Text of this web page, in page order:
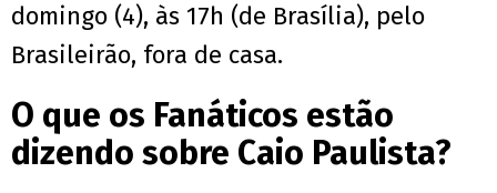
domingo (4), às 17h (de Brasília), pelo
Brasileirão, fora de casa.
O que os Fanáticos estão
dizendo sobre Caio Paulista?